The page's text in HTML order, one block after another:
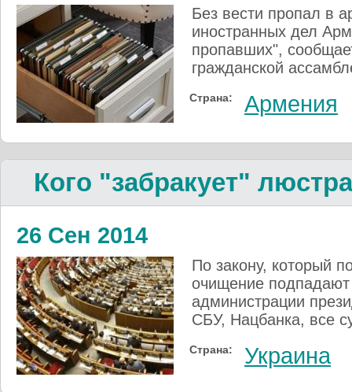
Без вести пропал в
иностранных дел
пропавших",
гражданской
Страна: Армения
Кого "забракует"
26 Сен 2014
По закону, который
очищение
администрации
СБУ, Нацбанка, все
Страна: Украина